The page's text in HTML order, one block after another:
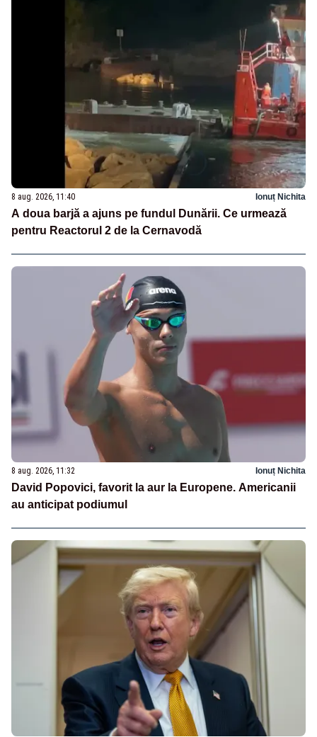
8 aug. 2026, 11:40 Ionuț Nichita
A doua barjă a ajuns pe fundul Dunării. Ce urmează
pentru Reactorul 2 de la Cernavodă
8 aug. 2026, 11:32 Ionuț Nichita
David Popovici, favorit la aur la Europene. Americanii
au anticipat podiumul